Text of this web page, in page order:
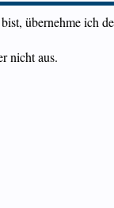
übernehme ich
nicht aus.